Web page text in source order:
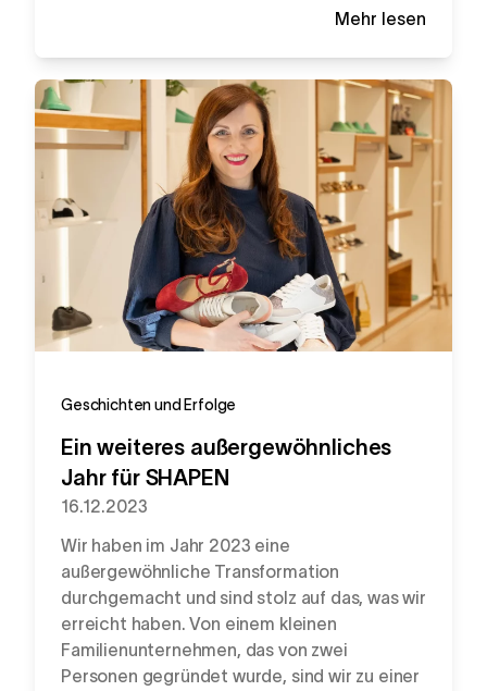
Mehr lesen
Geschichten und Erfolge
Ein weiteres außergewöhnliches
Jahr für SHAPEN
16.12.2023
Wir haben im Jahr 2023 eine
außergewöhnliche Transformation
durchgemacht und sind stolz auf das, was wir
erreicht haben. Von einem kleinen
Familienunternehmen, das von zwei
Personen gegründet wurde, sind wir zu einer